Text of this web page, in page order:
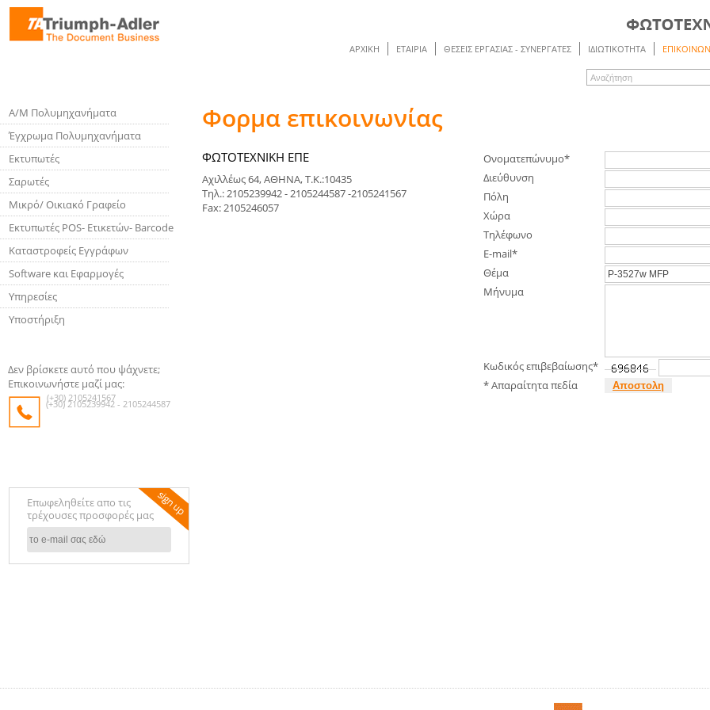
ΑΡΧΙΚΗ ΕΤΑΙΡΙΑ ΘΕΣΕΙΣ ΕΡΓΑΣΙΑΣ - ΣΥΝΕΡΓΑΤΕΣ ΙΔΙΩΤΙΚΟΤΗΤΑ
Α/Μ Πολυμηχανήματα
Έγχρωμα Πολυμηχανήματα
Εκτυπωτές
Σαρωτές
Μικρό/ Οικιακό Γραφείο
Εκτυπωτές POS- Ετικετών- Barcode
Καταστροφείς Εγγράφων
Software και Εφαρμογές
Υπηρεσίες
Υποστήριξη
Δεν βρίσκετε αυτό που ψάχνετε;
Επικοινωνήστε μαζί μας:
(+30) 2105239942 - 2105244587
(+30) 2105241567
Επωφεληθείτε απο τις
τρέχουσες προσφορές μας
Φορμα επικοινωνίας
ΦΩΤΟΤΕΧΝΙΚΗ ΕΠΕ
Αχιλλέως 64, ΑΘΗΝΑ, Τ.Κ.:10435
Τηλ.: 2105239942 - 2105244587 -2105241567
Fax: 2105246057
Ονοματεπώνυμο*
Διεύθυνση
Πόλη
Χώρα
Τηλέφωνο
E-mail*
Θέμα
Μήνυμα
Κωδικός επιβεβαίωσης*
* Απαραίτητα πεδία